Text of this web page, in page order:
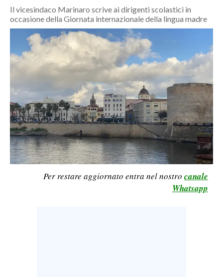
CRONACA
ITALIA
MONDO
POLITICA
ECONOMIA
SERVIZI ALLE IMPRESE
LAVORO
BANDI
Il vicesindaco Marinaro scrive ai dirigenti scolastici in
occasione della Giornata internazionale della lingua madre
Per restare aggiornato entra nel nostro canale
Whatsapp